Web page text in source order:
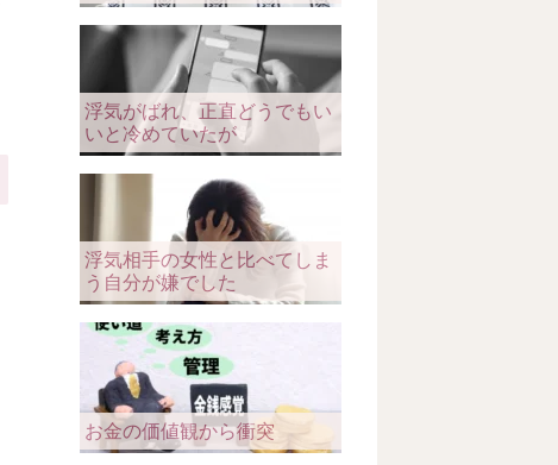
浮気がばれ、正直どうでもい
いと冷めていたが
浮気相手の女性と比べてしま
う自分が嫌でした
お金の価値観から衝突